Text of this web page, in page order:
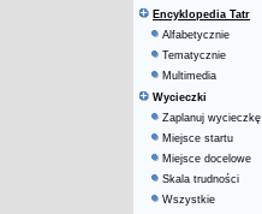
Encyklopedia Tatr
Alfabetycznie
Tematycznie
Multimedia
Wycieczki
Zaplanuj wycieczkę
Miejsce startu
Miejsce docelowe
Skala trudności
Wszystkie